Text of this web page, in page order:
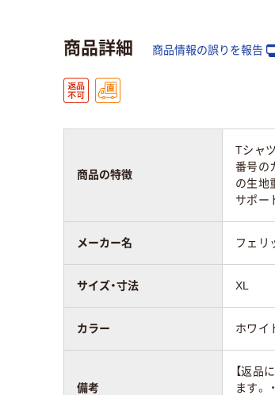
商品詳細 商品情報の誤りを報告
商品の特徴
Tシャ
番号の
の生地
サポー
メーカー名 フェリ
サイズ・寸法 XL
カラー ホワイ
備考
【返品
ます。